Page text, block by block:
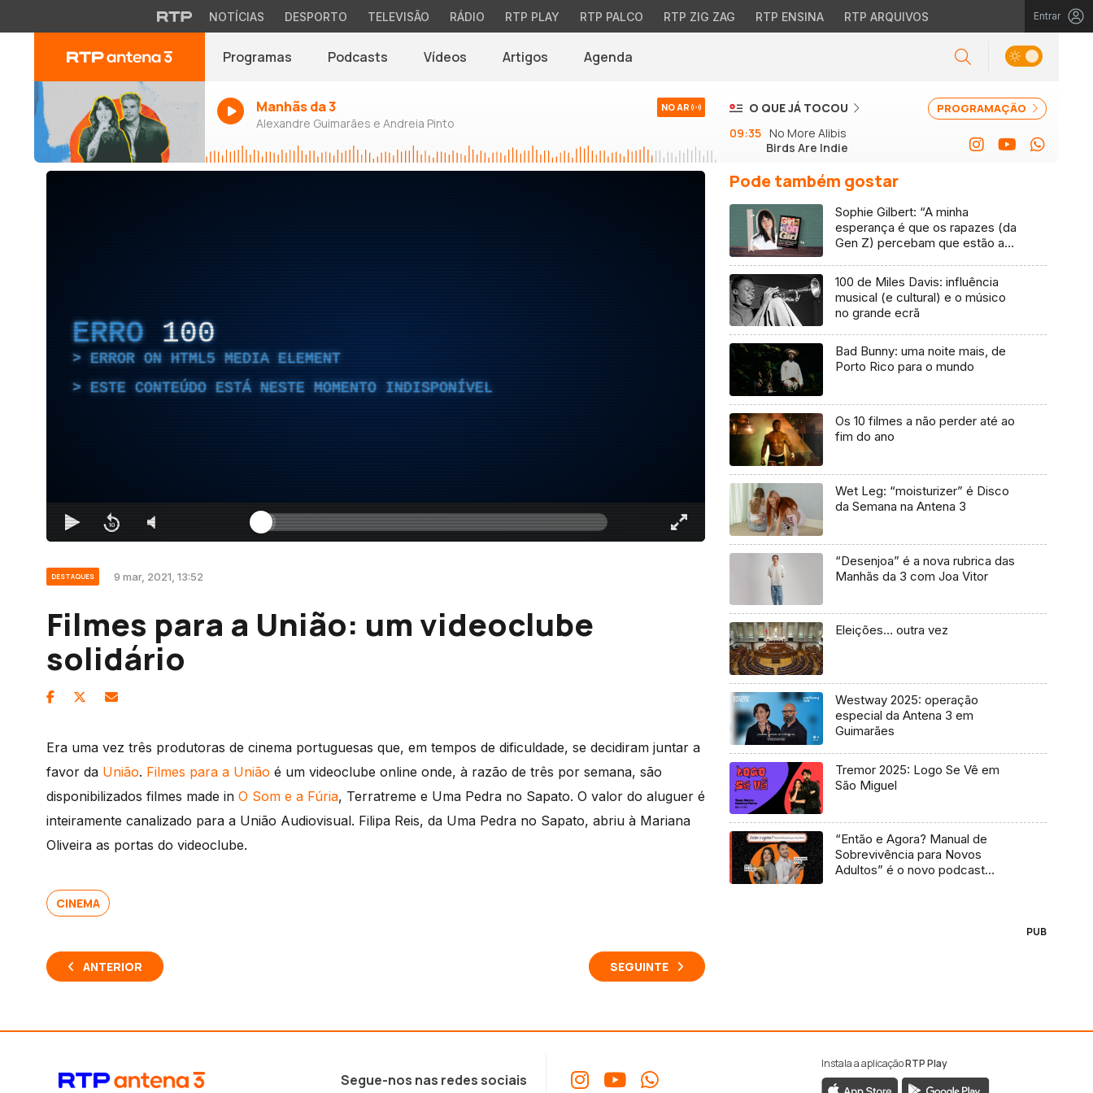
NOTÍCIAS DESPORTO TELEVISÃO RÁDIO RTP PLAY RTP PALCO RTP ZIG ZAG RTP ENSINA RTP ARQUIVOS Entrar
Programas Podcasts Vídeos Artigos Agenda
Manhãs da 3
Alexandre Guimarães e Andreia Pinto
NO AR PROGRAMAÇÃO
O QUE JÁ TOCOU
09:35 No More Alibis
Birds Are Indie
ERRO 100
ERROR ON HTML5 MEDIA ELEMENT
ESTE CONTEÚDO ESTÁ NESTE MOMENTO INDISPONÍVEL
DESTAQUES 9 mar, 2021, 13:52
Filmes para a União: um videoclube
solidário
Era uma vez três produtoras de cinema portuguesas que, em tempos de dificuldade, se decidiram juntar a
favor da União. Filmes para a União é um videoclube online onde, à razão de três por semana, são
disponibilizados filmes made in O Som e a Fúria, Terratreme e Uma Pedra no Sapato. O valor do aluguer é
inteiramente canalizado para a União Audiovisual. Filipa Reis, da Uma Pedra no Sapato, abriu à Mariana
Oliveira as portas do videoclube.
CINEMA
ANTERIOR SEGUINTE
Pode também gostar
Sophie Gilbert: “A minha
esperança é que os rapazes (da
Gen Z) percebam que estão a
100 de Miles Davis: influência
musical (e cultural) e o músico
no grande ecrã
Bad Bunny: uma noite mais, de
Porto Rico para o mundo
Os 10 filmes a não perder até ao
fim do ano
Wet Leg: “moisturizer” é Disco
da Semana na Antena 3
“Desenjoa” é a nova rubrica das
Manhãs da 3 com Joa Vitor
Eleições… outra vez
Westway 2025: operação
especial da Antena 3 em
Guimarães
Tremor 2025: Logo Se Vê em
São Miguel
“Então e Agora? Manual de
Sobrevivência para Novos
Adultos” é o novo podcast
PUB
Segue-nos nas redes sociais
Instala a aplicaçãoRTP Play